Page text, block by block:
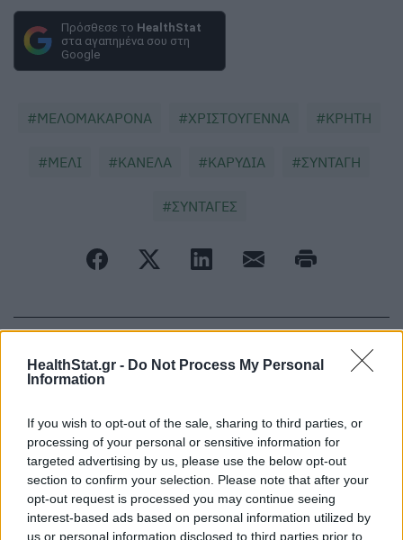
HealthStat.gr - Do Not Process My Personal
Information
If you wish to opt-out of the sale, sharing to third parties, or
processing of your personal or sensitive information for
targeted advertising by us, please use the below opt-out
section to confirm your selection. Please note that after your
opt-out request is processed you may continue seeing
interest-based ads based on personal information utilized by
us or personal information disclosed to third parties prior to
Πρόσθεσε το HealthStat
στα αγαπημένα σου στη
Google
ΜΕΛΟΜΑΚΑΡΟΝΑ ΧΡΙΣΤΟΥΓΕΝΝΑ ΚΡΗΤΗ
ΜΕΛΙ ΚΑΝΕΛΑ ΚΑΡΥΔΙΑ ΣΥΝΤΑΓΗ
ΣΥΝΤΑΓΕΣ
ΠΕΡΙΣΣΟΤΕΡΑ ΣΤΗΝ ΙΔΙΑ ΚΑΤΗΓΟΡΙΑ
στις 4 από τις 10 περιοχές -
Πίνακας ΕΟΔΥ
12 Δεκεμβρίου 2024
«Πράσινοι τοίχοι» στα σχολεία